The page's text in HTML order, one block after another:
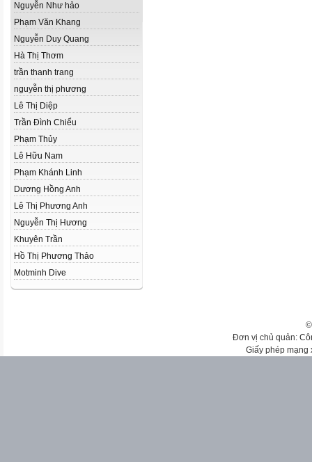
Nguyễn Như hảo
Phạm Văn Khang
Nguyễn Duy Quang
Hà Thị Thơm
trần thanh trang
nguyễn thị phương
Lê Thị Diệp
Trần Đình Chiểu
Phạm Thủy
Lê Hữu Nam
Phạm Khánh Linh
Dương Hồng Anh
Lê Thị Phương Anh
Nguyễn Thị Hương
Khuyên Trần
Hồ Thị Phương Thảo
Motminh Dive
Đơn vị chủ quản:
Giấy phép mạng